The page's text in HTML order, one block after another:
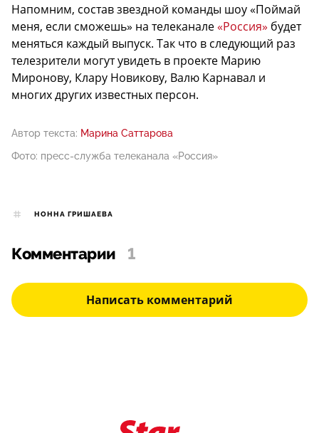
Напомним, состав звездной команды шоу «Поймай
меня, если сможешь» на телеканале«Россия» будет
меняться каждый выпуск. Так что в следующий раз
телезрители могут увидеть в проекте Марию
Миронову, Клару Новикову, Валю Карнавал и
многих других известных персон.
Автор текста: Марина Саттарова
Фото: пресс-служба телеканала «Россия»
НОННА ГРИШАЕВА
Комментарии 1
Написать комментарий